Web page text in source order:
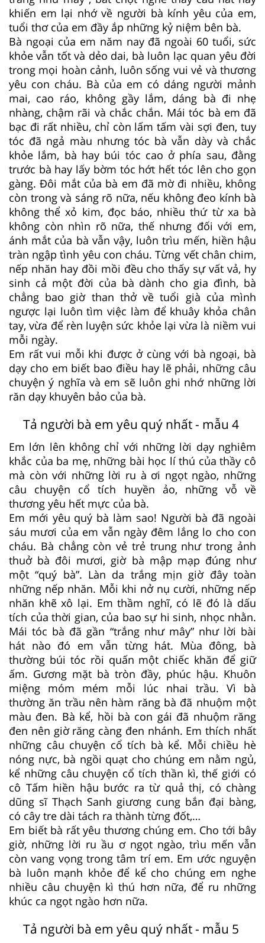
khiến em lại nhớ về người bà kính yêu của em,
tuổi thơ của em đầy ắp những kỷ niệm bên bà.
Bà ngoại của em năm nay đã ngoài 60 tuổi, sức
khỏe vẫn tốt và dẻo dai, bà luôn lạc quan yêu đời
trong mọi hoàn cảnh, luôn sống vui vẻ và thương
yêu con cháu. Bà của em có dáng người mảnh
mai, cao ráo, không gầy lắm, dáng bà đi nhẹ
nhàng, chậm rãi và chắc chắn. Mái tóc bà em đã
bạc đi rất nhiều, chỉ còn lấm tấm vài sợi đen, tuy
tóc đã ngả màu nhưng tóc bà vẫn dày và chắc
khỏe lắm, bà hay búi tóc cao ở phía sau, đằng
trước bà hay lấy bờm tóc hớt hết tóc lên cho gọn
gàng. Đôi mắt của bà em đã mờ đi nhiều, không
còn trong và sáng rõ nữa, nếu không đeo kính bà
không thể xỏ kim, đọc báo, nhiều thứ từ xa bà
không còn nhìn rõ nữa, thế nhưng đối với em,
ánh mắt của bà vẫn vậy, luôn trìu mến, hiền hậu
tràn ngập tình yêu con cháu. Từng vết chân chim,
nếp nhăn hay đồi mồi đều cho thấy sự vất vả, hy
sinh cả một đời của bà dành cho gia đình, bà
chẳng bao giờ than thở về tuổi già của mình
ngược lại luôn tìm việc làm để khuây khỏa chân
tay, vừa để rèn luyện sức khỏe lại vừa là niềm vui
mỗi ngày.
Em rất vui mỗi khi được ở cùng với bà ngoại, bà
dạy cho em biết bao điều hay lẽ phải, những câu
chuyện ý nghĩa và em sẽ luôn ghi nhớ những lời
răn dạy khuyên bảo của bà.
Tả người bà em yêu quý nhất - mẫu 4
Em lớn lên không chỉ với những lời dạy nghiêm
khắc của ba mẹ, những bài học lí thú của thầy cô
mà còn với những lời ru à ơi ngọt ngào, những
câu chuyện cổ tích huyền ảo, những vỗ về
thương yêu hết mực của bà.
Em mới yêu quý bà làm sao! Người bà đã ngoài
sáu mươi của em vẫn ngày đêm lắng lo cho con
cháu. Bà chẳng còn vẻ trẻ trung như trong ảnh
thuở bà đôi mươi, giờ bà mập mạp đúng như
một “quý bà”. Làn da trắng mịn giờ đây toàn
những nếp nhăn. Mỗi khi nở nụ cười, những nếp
nhăn khẽ xô lại. Em thầm nghĩ, có lẽ đó là dấu
tích của thời gian, của bao sự hi sinh, nhọc nhằn.
Mái tóc bà đã gần “trắng như mây” như lời bài
hát nào đó em vẫn từng hát. Mùa đông, bà
thường búi tóc rồi quấn một chiếc khăn để giữ
ấm. Gương mặt bà tròn đầy, phúc hậu. Khuôn
miệng móm mém mỗi lúc nhai trầu. Vì bà
thường ăn trầu nên hàm răng bà đã nhuộm một
màu đen. Bà kể, hồi bà con gái đã nhuộm răng
đen nên giờ răng càng đen nhánh. Em thích nhất
những câu chuyện cổ tích bà kể. Mỗi chiều hè
nóng nực, bà ngồi quạt cho chúng em nằm ngủ,
kể những câu chuyện cổ tích thần kì, thế giới có
cô Tấm hiền hậu bước ra từ quả thị, có chàng
dũng sĩ Thạch Sanh giương cung bắn đại bàng,
có cây tre dài tách ra thành từng đốt,…
Em biết bà rất yêu thương chúng em. Cho tới bây
giờ, những lời ru ầu ơ ngọt ngào, trìu mến vẫn
còn vang vọng trong tâm trí em. Em ước nguyện
bà luôn mạnh khỏe để kể cho chúng em nghe
nhiều câu chuyện kì thú hơn nữa, để ru những
khúc ca ngọt ngào hơn nữa.
Tả người bà em yêu quý nhất - mẫu 5